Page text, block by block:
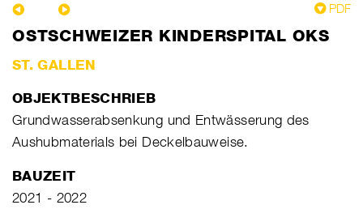
PDF
OSTSCHWEIZER KINDERSPITAL OKS
ST. GALLEN
OBJEKTBESCHRIEB
Grundwasserabsenkung und Entwässerung des
Aushubmaterials bei Deckelbauweise.
BAUZEIT
2021 - 2022